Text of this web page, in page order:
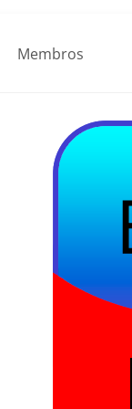
Membros